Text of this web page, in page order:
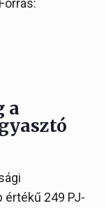
a
értékű 249 PJ-